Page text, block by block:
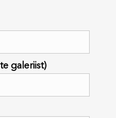
galeriist)